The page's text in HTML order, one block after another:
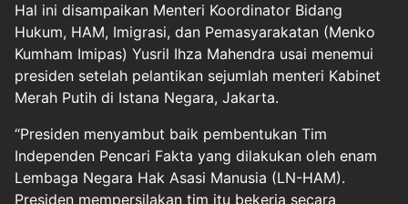
Hal ini disampaikan Menteri Koordinator Bidang
Hukum, HAM, Imigrasi, dan Pemasyarakatan (Menko
Kumham Imipas) Yusril Ihza Mahendra usai menemui
presiden setelah pelantikan sejumlah menteri Kabinet
Merah Putih di Istana Negara, Jakarta.
“Presiden menyambut baik pembentukan Tim
Independen Pencari Fakta yang dilakukan oleh enam
Lembaga Negara Hak Asasi Manusia (LN-HAM).
Presiden mempersilakan tim itu bekerja secara